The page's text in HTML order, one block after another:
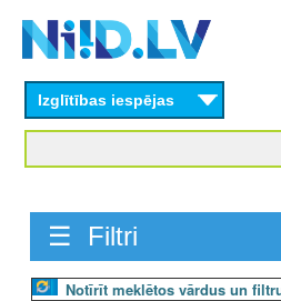
content
Izglītības iespējas
☰ Filtri
Notīrīt meklētos vārdus un